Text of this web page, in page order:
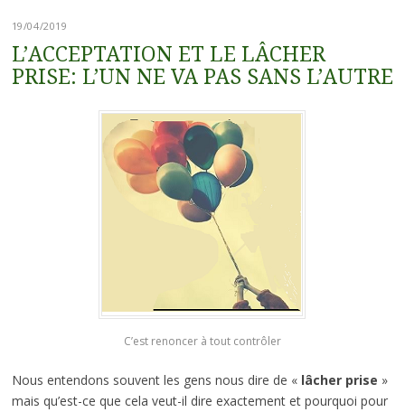
19/04/2019
L’ACCEPTATION ET LE LÂCHER
PRISE: L’UN NE VA PAS SANS L’AUTRE
C’est renoncer à tout contrôler
Nous entendons souvent les gens nous dire de « lâcher prise »
mais qu’est-ce que cela veut-il dire exactement et pourquoi pour